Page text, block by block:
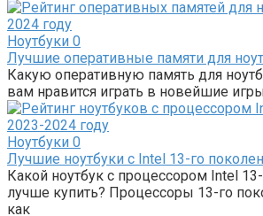
Ноутбуки 0
Лучшие оперативные памяти для
Какую оперативную память для
вам нравится играть в новейшие
Ноутбуки 0
Лучшие ноутбуки с Intel 13-го
Какой ноутбук с процессором Intel
лучше купить? Процессоры 13-го
как